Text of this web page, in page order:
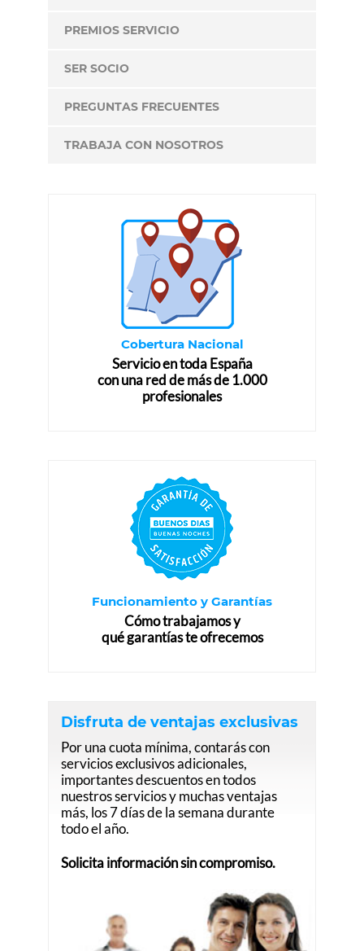
PREMIOS SERVICIO
SER SOCIO
PREGUNTAS FRECUENTES
TRABAJA CON NOSOTROS
Cobertura Nacional
Servicio en toda España
con una red de más de 1.000
profesionales
Funcionamiento y Garantías
Cómo trabajamos y
qué garantías te ofrecemos
Disfruta de ventajas exclusivas
Por una cuota mínima, contarás con
servicios exclusivos adicionales,
importantes descuentos en todos
nuestros servicios y muchas ventajas
más, los 7 días de la semana durante
todo el año.
Solicita información sin compromiso.